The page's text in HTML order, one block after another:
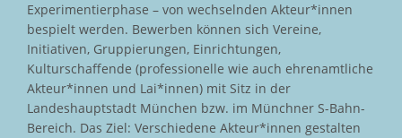
Experimentierphase – von wechselnden Akteur*innen
bespielt werden. Bewerben können sich Vereine,
Initiativen, Gruppierungen, Einrichtungen,
Kulturschaffende (professionelle wie auch ehrenamtliche
Akteur*innen und Lai*innen) mit Sitz in der
Landeshauptstadt München bzw. im Münchner S-Bahn-
Bereich. Das Ziel: Verschiedene Akteur*innen gestalten